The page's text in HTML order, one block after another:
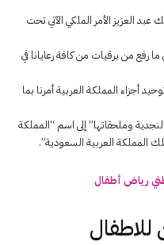
1351هـ، أصدر الملك عبد العزيز الأمر الملكي الآتي تحت
رفع من برقيات من كافة رعايانا في
أجزاء المملكة العربية أمرنا بما
وملحقاتها” إلى اسم “المملكة
المملكة العربية السعودية”.
رياض أطفال